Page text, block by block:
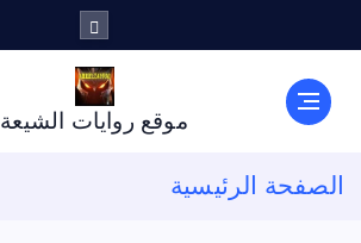
ل
موقع روايات الشيعة
الصفحة الرئيسية